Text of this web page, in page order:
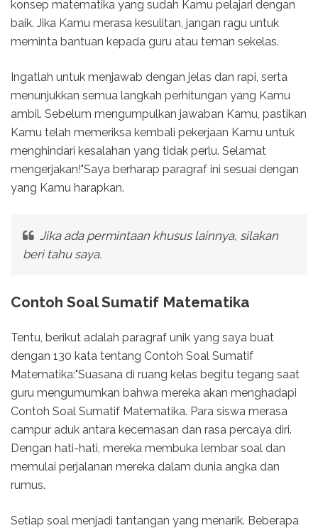
konsep matematika yang sudah Kamu pelajari dengan
baik. Jika Kamu merasa kesulitan, jangan ragu untuk
meminta bantuan kepada guru atau teman sekelas.
Ingatlah untuk menjawab dengan jelas dan rapi, serta
menunjukkan semua langkah perhitungan yang Kamu
ambil. Sebelum mengumpulkan jawaban Kamu, pastikan
Kamu telah memeriksa kembali pekerjaan Kamu untuk
menghindari kesalahan yang tidak perlu. Selamat
mengerjakan!"Saya berharap paragraf ini sesuai dengan
yang Kamu harapkan.
Jika ada permintaan khusus lainnya, silakan
beri tahu saya.
Contoh Soal Sumatif Matematika
Tentu, berikut adalah paragraf unik yang saya buat
dengan 130 kata tentang Contoh Soal Sumatif
Matematika:"Suasana di ruang kelas begitu tegang saat
guru mengumumkan bahwa mereka akan menghadapi
Contoh Soal Sumatif Matematika. Para siswa merasa
campur aduk antara kecemasan dan rasa percaya diri.
Dengan hati-hati, mereka membuka lembar soal dan
memulai perjalanan mereka dalam dunia angka dan
rumus.
Setiap soal menjadi tantangan yang menarik. Beberapa